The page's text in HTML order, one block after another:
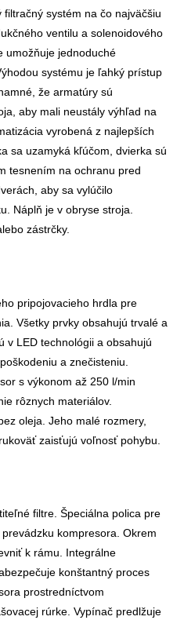
systém na čo najväčšiu
ventilu a solenoidového
umožňuje jednoduché
systému je ľahký prístup
že armatúry sú
aby mali neustály výhľad na
vyrobená z najlepších
sa uzamyká kľúčom, dvierka sú
tesnením na ochranu pred
aby sa vylúčilo
Náplň je v obryse stroja.
zástrčky.
pripojovacieho hrdla pre
Všetky prvky obsahujú trvalé a
v LED technológii a obsahujú
a znečisteniu.
s výkonom až 250 l/min
rôznych materiálov.
oleja. Jeho malé rozmery,
zaisťujú voľnosť pohybu.
filtre. Špeciálna polica pre
kompresora. Okrem
k rámu. Integrálne
konštantný proces
prostredníctvom
rúrke. Vypínač predlžuje